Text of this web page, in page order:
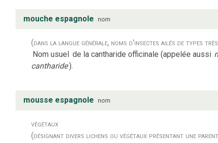
mouche espagnole nom
(dans la langue générale, noms d'insectes ailés de types
Nom usuel de la cantharide officinale (appelée aussi
cantharide).
mousse espagnole nom
végétaux
(désignant divers lichens ou végétaux présentant une